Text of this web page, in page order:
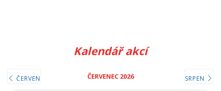
Kalendář akcí
ČERVEN ČERVENEC 2026 SRPEN